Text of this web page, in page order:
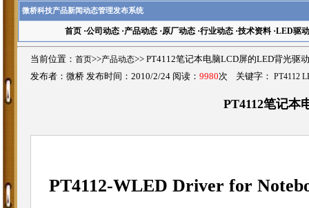
微桥科技产品新闻动态管理发布系统
首页·公司动态·产品动态·原厂动态·行业动态·技术资料·LED驱动
当前位置： 首页>>产品动态>> PT4112笔记本电脑LCD屏的LED背光驱
发布者：微桥 发布时间：2010/2/24 阅读： 9980次 关键字： PT4112
PT4112笔记本
PT4112-WLED Driver for